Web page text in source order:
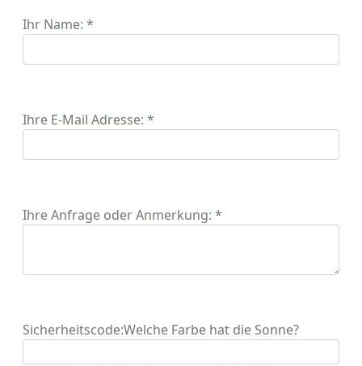
Ihr Name: *
Ihre E-Mail Adresse: *
Ihre Anfrage oder Anmerkung: *
Sicherheitscode:Welche Farbe hat die Sonne?